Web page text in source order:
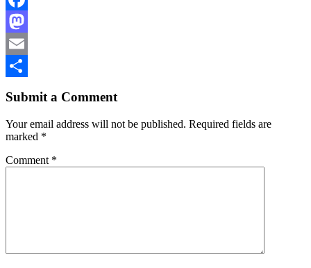
Facebook
Mastodon
Email
Submit a Comment
Your email address will not be published. Required fields are
marked *
Comment *